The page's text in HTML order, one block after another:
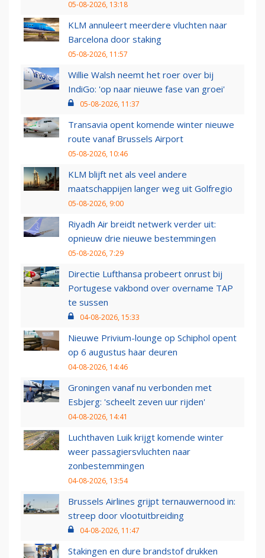
05-08-2026, 13:18
KLM annuleert meerdere vluchten naar
Barcelona door staking
05-08-2026, 11:57
Willie Walsh neemt het roer over bij
IndiGo: 'op naar nieuwe fase van groei'
05-08-2026, 11:37
Transavia opent komende winter nieuwe
route vanaf Brussels Airport
05-08-2026, 10:46
KLM blijft net als veel andere
maatschappijen langer weg uit Golfregio
05-08-2026, 9:00
Riyadh Air breidt netwerk verder uit:
opnieuw drie nieuwe bestemmingen
05-08-2026, 7:29
Directie Lufthansa probeert onrust bij
Portugese vakbond over overname TAP
te sussen
04-08-2026, 15:33
Nieuwe Privium-lounge op Schiphol opent
op 6 augustus haar deuren
04-08-2026, 14:46
Groningen vanaf nu verbonden met
Esbjerg: 'scheelt zeven uur rijden'
04-08-2026, 14:41
Luchthaven Luik krijgt komende winter
weer passagiersvluchten naar
zonbestemmingen
04-08-2026, 13:54
Brussels Airlines grijpt ternauwernood in:
streep door vlootuitbreiding
04-08-2026, 11:47
Stakingen en dure brandstof drukken